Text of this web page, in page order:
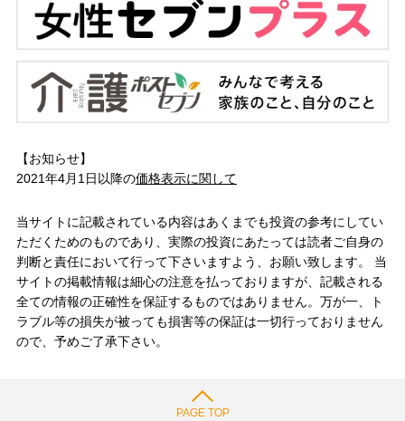
【お知らせ】
2021年4月1日以降の価格表示に関して
当サイトに記載されている内容はあくまでも投資の参考にしてい
ただくためのものであり、実際の投資にあたっては読者ご自身の
判断と責任において行って下さいますよう、お願い致します。 当
サイトの掲載情報は細心の注意を払っておりますが、記載される
全ての情報の正確性を保証するものではありません。万が一、ト
ラブル等の損失が被っても損害等の保証は一切行っておりません
ので、予めご了承下さい。
PAGE TOP